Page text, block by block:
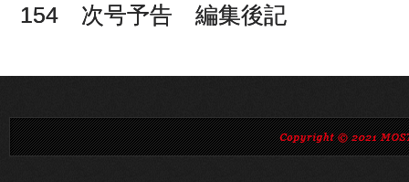
154 次号予告 編集後記